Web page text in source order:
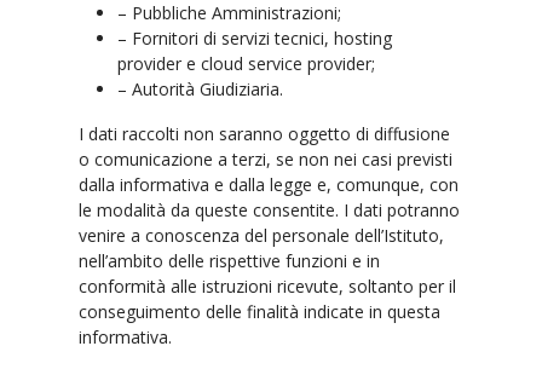
– Pubbliche Amministrazioni;
– Fornitori di servizi tecnici, hosting
provider e cloud service provider;
– Autorità Giudiziaria.
I dati raccolti non saranno oggetto di diffusione
o comunicazione a terzi, se non nei casi previsti
dalla informativa e dalla legge e, comunque, con
le modalità da queste consentite. I dati potranno
venire a conoscenza del personale dell’Istituto,
nell’ambito delle rispettive funzioni e in
conformità alle istruzioni ricevute, soltanto per il
conseguimento delle finalità indicate in questa
informativa.